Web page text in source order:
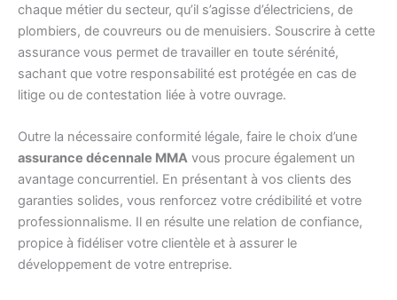
chaque métier du secteur, qu’il s’agisse d’électriciens, de
plombiers, de couvreurs ou de menuisiers. Souscrire à cette
assurance vous permet de travailler en toute sérénité,
sachant que votre responsabilité est protégée en cas de
litige ou de contestation liée à votre ouvrage.
Outre la nécessaire conformité légale, faire le choix d’une
assurance décennale MMA vous procure également un
avantage concurrentiel. En présentant à vos clients des
garanties solides, vous renforcez votre crédibilité et votre
professionnalisme. Il en résulte une relation de confiance,
propice à fidéliser votre clientèle et à assurer le
développement de votre entreprise.